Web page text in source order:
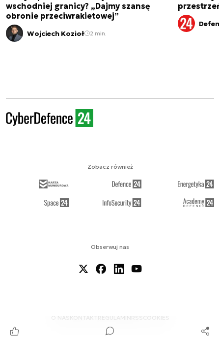
wschodniej granicy? „Dajmy szansę
obronie przeciwrakietowej”
Wojciech Kozioł 2 min.
Obserwuj nas
O NAS KONTAKTREGULAMINRSS COOKIES
Zobacz również